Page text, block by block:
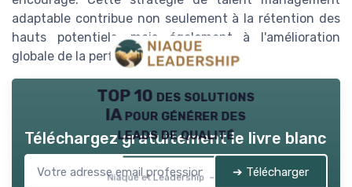
adaptable contribue non seulement à la rétention des
hauts potentiels, mais également à l'amélioration
globale de la performance entreprise.
TOP 10 des solutions
IA pour générer des
leads de qualité
Niaque et Leadership — 2026
Téléchargez gratuitement le livre blanc
➔ Télécharger